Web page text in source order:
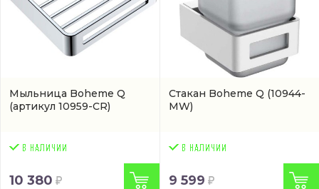
Мыльница Boheme Q
(артикул 10959-CR)
10 380
Стакан Boheme Q (10944-
MW)
9 599